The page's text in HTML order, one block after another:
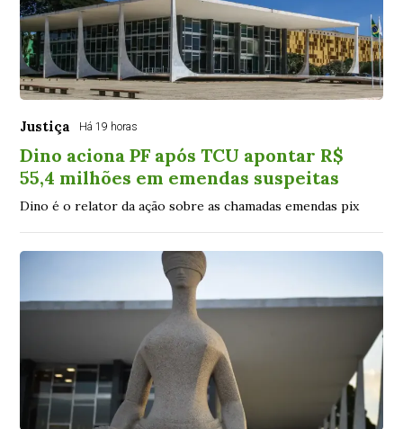
Justiça Há 19 horas
Dino aciona PF após TCU apontar R$
55,4 milhões em emendas suspeitas
Dino é o relator da ação sobre as chamadas emendas pix